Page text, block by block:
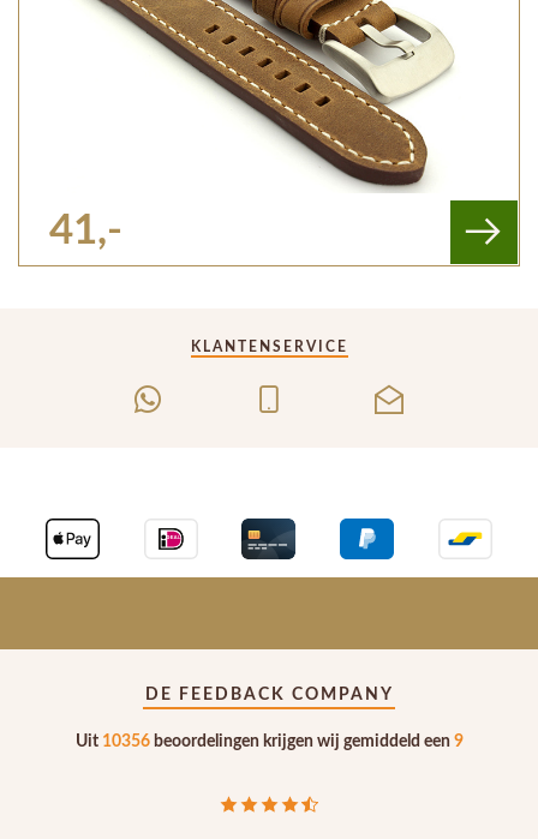
41,-
KLANTENSERVICE
DE FEEDBACK COMPANY
Uit 10356beoordelingen krijgen wij gemiddeld een 9